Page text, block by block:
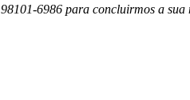
6986 para concluirmos a